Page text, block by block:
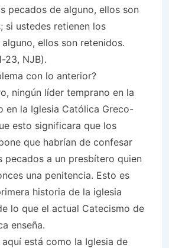
pecados de alguno, ellos son
si ustedes retienen los
ellos son retenidos.
23, NJB).
con lo anterior?
ningún líder temprano en la
en la Iglesia Católica Greco-
esto significara que los
que habrían de confesar
pecados a un presbítero quien
una penitencia. Esto es
historia de la iglesia
lo que el actual Catecismo de
enseña.
está como la Iglesia de